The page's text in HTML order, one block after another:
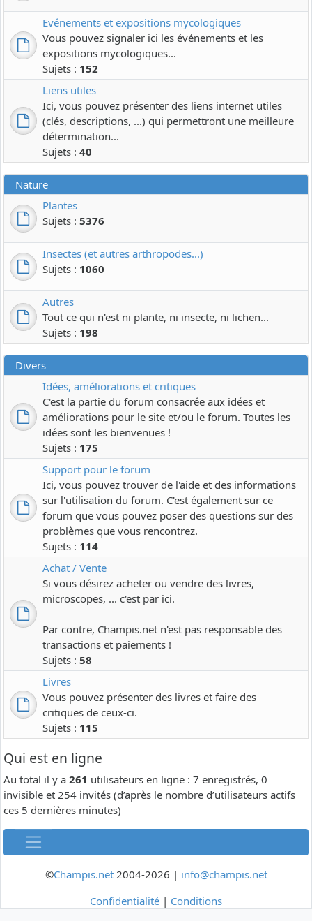
Evénements et expositions mycologiques
Vous pouvez signaler ici les événements et les
expositions mycologiques...
Sujets : 152
Liens utiles
Ici, vous pouvez présenter des liens internet utiles
(clés, descriptions, ...) qui permettront une meilleure
détermination...
Sujets : 40
Nature
Plantes
Sujets : 5376
Insectes (et autres arthropodes...)
Sujets : 1060
Autres
Tout ce qui n'est ni plante, ni insecte, ni lichen...
Sujets : 198
Divers
Idées, améliorations et critiques
C'est la partie du forum consacrée aux idées et
améliorations pour le site et/ou le forum. Toutes les
idées sont les bienvenues !
Sujets : 175
Support pour le forum
Ici, vous pouvez trouver de l'aide et des informations
sur l'utilisation du forum. C'est également sur ce
forum que vous pouvez poser des questions sur des
problèmes que vous rencontrez.
Sujets : 114
Achat / Vente
Si vous désirez acheter ou vendre des livres,
microscopes, ... c'est par ici.
Par contre, Champis.net n'est pas responsable des
transactions et paiements !
Sujets : 58
Livres
Vous pouvez présenter des livres et faire des
critiques de ceux-ci.
Sujets : 115
Qui est en ligne
Au total il y a 261 utilisateurs en ligne : 7 enregistrés, 0
invisible et 254 invités (d’après le nombre d’utilisateurs actifs
ces 5 dernières minutes)
©Champis.net2004-2026 | info@champis.net
Confidentialité | Conditions